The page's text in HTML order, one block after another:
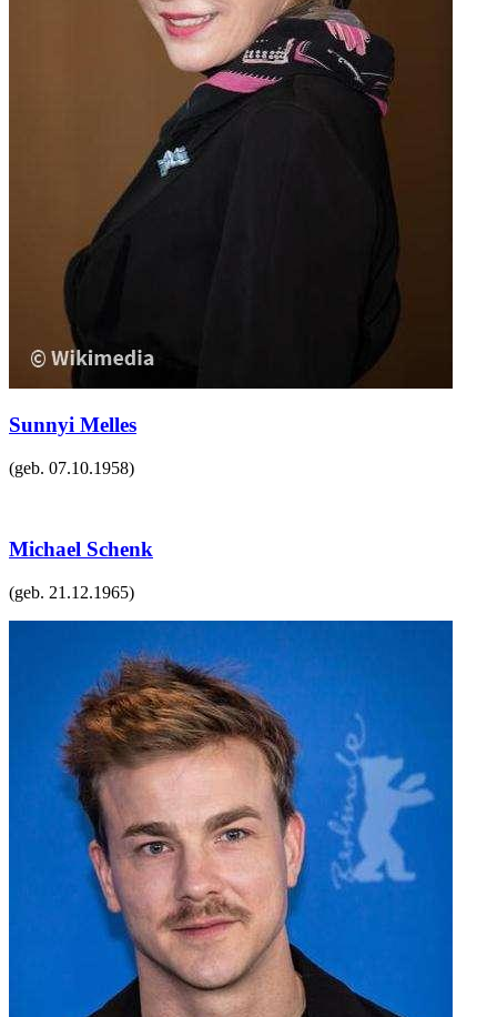
Sunnyi Melles
(geb. 07.10.1958)
Michael Schenk
(geb. 21.12.1965)